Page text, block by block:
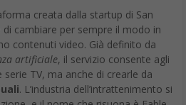
creata dalla startup di San
cambiare per sempre il modo in
contenuti video. Già definito da
artificiale, il servizio consente agli
TV, ma anche di crearle da
. L’industria dell’intrattenimento si